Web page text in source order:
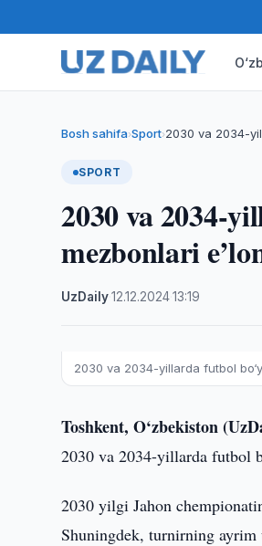
Bosh sahifa›Sport›2030 va 2034-
SPORT
2030 va 2034-
mezbonlari
UzDaily·12.12.2024·13:19
2030 va 2034-yillarda futbol
Toshkent, O‘zbekiston
2030 va 2034-yillarda futbol
2030 yilgi Jahon
Shuningdek, turnirning